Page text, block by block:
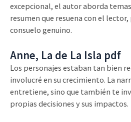
excepcional, el autor aborda
resumen que resuena con el
consuelo genuino.
Anne, La de La Isla pdf
Los personajes estaban tan bien
involucré en su crecimiento. La
entretiene, sino que también te
propias decisiones y sus impactos.